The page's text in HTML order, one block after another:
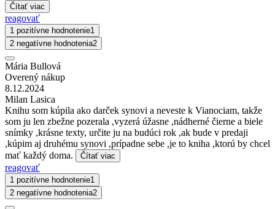
Čítať viac
reagovať
1 pozitívne hodnotenie1
2 negatívne hodnotenia2
Mária Bullová
Overený nákup
8.12.2024
Milan Lasica
Knihu som kúpila ako darček synovi a neveste k Vianociam, takže
som ju len zbežne pozerala ,vyzerá úžasne ,nádherné čierne a biele
snímky ,krásne texty, určite ju na budúci rok ,ak bude v predaji
,kúpim aj druhému synovi ,prípadne sebe ,je to kniha ,ktorú by chcel
mať každý doma.
Čítať viac
reagovať
1 pozitívne hodnotenie1
2 negatívne hodnotenia2